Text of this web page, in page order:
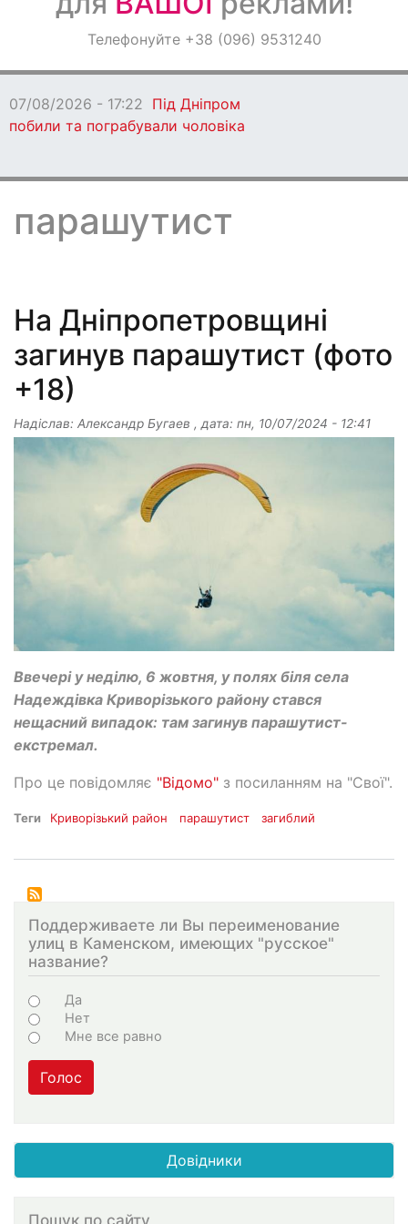
ОголошенняТелефонуйте +38 (096) 9531240
07/08/2026 - 17:22 Під Дніпром
побили та пограбували чоловіка
парашутист
На Дніпропетровщині
загинув парашутист (фото
+18)
Надіслав: Александр Бугаев , дата: пн, 10/07/2024 - 12:41
Ввечері у неділю, 6 жовтня, у полях біля села
Надеждівка Криворізького району стався
нещасний випадок: там загинув парашутист-
екстремал.
Про це повідомляє "Відомо" з посиланням на "Свої".
Теги Криворізький район парашутист загиблий
Поддерживаете ли Вы переименование
улиц в Каменском, имеющих "русское"
название?
Варіанти
Да
Нет
Мне все равно
Голос
Довідники